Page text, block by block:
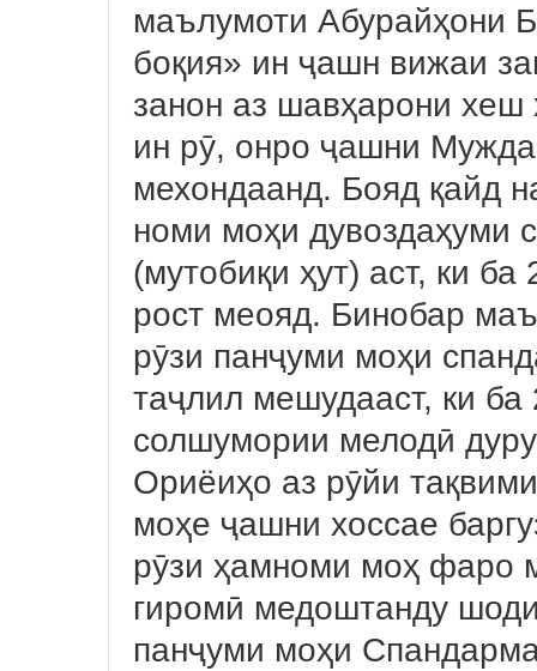
маълумоти Абурайҳони
боқия» ин ҷашн вижаи
занон аз шавҳарони
ин рӯ, онро ҷашни
мехондаанд. Бояд қайд
номи моҳи дувоздаҳуми
(мутобиқи ҳут) аст, ки
рост меояд. Бинобар
рӯзи панҷуми моҳи
таҷлил мешудааст, ки
солшумории мелодӣ
Ориёиҳо аз рӯйи
моҳе ҷашни хоссае
рӯзи ҳамноми моҳ фаро
гиромӣ медоштанду
панҷуми моҳи